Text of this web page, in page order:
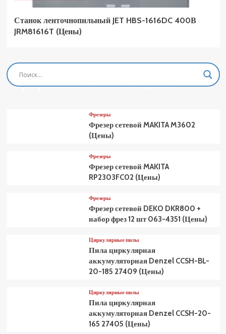
Станок ленточнопильный JET HBS-1616DC 400В
JRM81616T (Цены)
Фрезеры
Фрезер сетевой MAKITA M3601 (Цены)
Фрезеры
Фрезер сетевой MAKITA M3602
(Цены)
Фрезеры
Фрезер сетевой MAKITA
RP2303FC02 (Цены)
Фрезеры
Фрезер сетевой DEKO DKR800 +
набор фрез 12 шт 063-4351 (Цены)
Циркулярные пилы
Пила циркулярная
аккумуляторная Denzel CCSH-BL-
20-185 27409 (Цены)
Циркулярные пилы
Пила циркулярная
аккумуляторная Denzel CCSH-20-
165 27405 (Цены)